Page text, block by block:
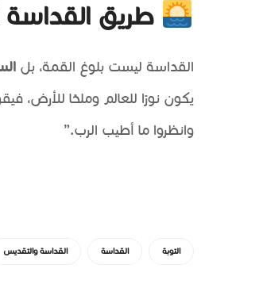
طريق
القداسة ليست بلوغ القمة، بل
يكون نورًا للعالم وملحًا للأرض،
وانظروا ما أطيب الرب.”
التوبة القداسة القداسة والتقديس